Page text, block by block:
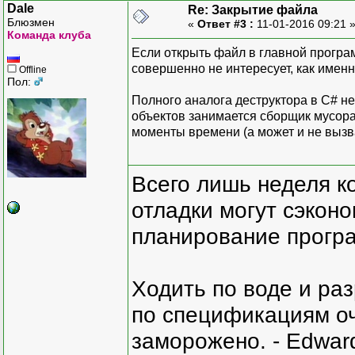
Dale
Блюзмен
Команда клуба
Offline
Пол:
Re: Закрытие файла
« Ответ #3 : 11-01-2016 09:21
Если открыть файл в главной
совершенно не интересует, как
Полного аналога деструктора в C#
объектов занимается сборщик
моменты времени (а может и не
Всего лишь неделя
отладки могут
планирование
Ходить по воде и
по спецификациям
заморожено. -